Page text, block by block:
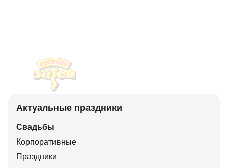
Актуальные праздники
Свадьбы
Корпоративные
Праздники